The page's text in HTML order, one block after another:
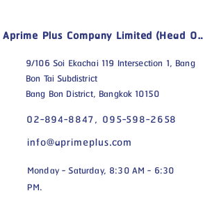
Aprime Plus Company Limited (Head
9/106 Soi Ekachai 119 Intersection 1, Bang
Bon Tai Subdistrict
Bang Bon District, Bangkok 10150
02-894-8847, 095-598-2658
info@aprimeplus.com
Monday - Saturday, 8:30 AM - 6:30
PM.